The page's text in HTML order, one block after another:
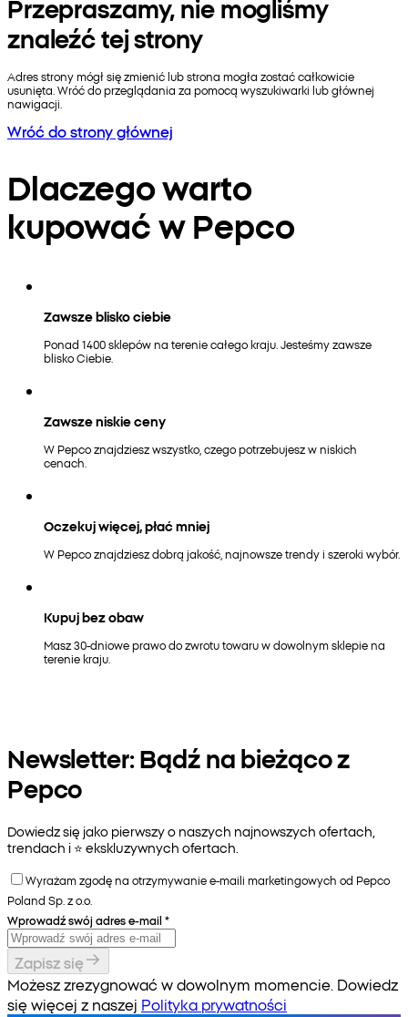
Przepraszamy, nie mogliśmy
znaleźć tej strony
Adres strony mógł się zmienić lub strona mogła zostać całkowicie
usunięta. Wróć do przeglądania za pomocą wyszukiwarki lub głównej
nawigacji.
Wróć do strony głównej
Dlaczego warto
kupować w Pepco
Zawsze blisko ciebie
Ponad 1400 sklepów na terenie całego kraju. Jesteśmy zawsze
blisko Ciebie.
Zawsze niskie ceny
W Pepco znajdziesz wszystko, czego potrzebujesz w niskich
cenach.
Oczekuj więcej, płać mniej
W Pepco znajdziesz dobrą jakość, najnowsze trendy i szeroki wybór.
Kupuj bez obaw
Masz 30-dniowe prawo do zwrotu towaru w dowolnym sklepie na
terenie kraju.
Newsletter: Bądź na bieżąco z
Pepco
Dowiedz się jako pierwszy o naszych najnowszych ofertach,
trendach i ⭐️ ekskluzywnych ofertach.
Wyrażam zgodę na otrzymywanie e-maili marketingowych od Pepco
Poland Sp. z o.o.
Wprowadź swój adres e-mail *
Zapisz się
Możesz zrezygnować w dowolnym momencie. Dowiedz
się więcej z naszej Polityka prywatności